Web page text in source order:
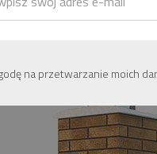
na przetwarzanie moich